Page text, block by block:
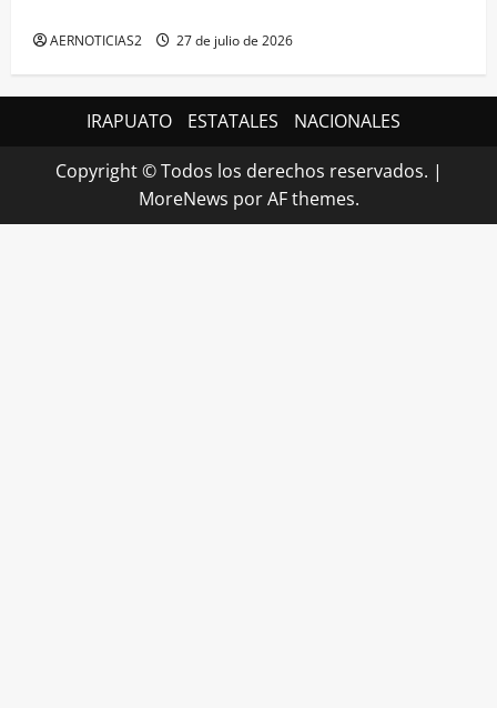
AERNOTICIAS2 27 de julio de 2026
IRAPUATO ESTATALES NACIONALES
Copyright © Todos los derechos reservados. |
MoreNews por AF themes.